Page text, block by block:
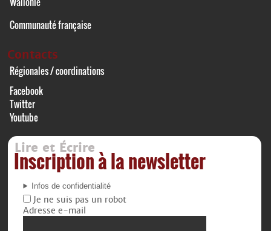
Communauté française
Contacts
Régionales / coordinations
Facebook
Twitter
Youtube
Lire et Écrire
Inscription à la newsletter
Infos de confidentialité
Je ne suis pas un robot
Adresse e-mail